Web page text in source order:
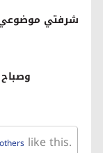
شرفتي موضوعي
like this.